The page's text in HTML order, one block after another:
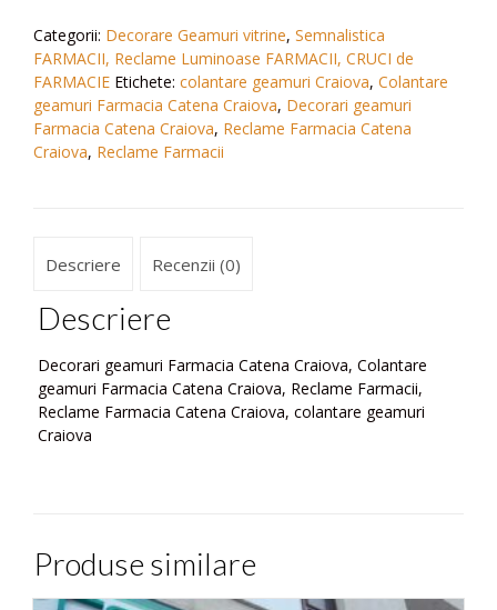
Categorii: Decorare Geamuri vitrine, Semnalistica
FARMACII, Reclame Luminoase FARMACII, CRUCI de
FARMACIE Etichete: colantare geamuri Craiova, Colantare
geamuri Farmacia Catena Craiova, Decorari geamuri
Farmacia Catena Craiova, Reclame Farmacia Catena
Craiova, Reclame Farmacii
Descriere Recenzii (0)
Descriere
Decorari geamuri Farmacia Catena Craiova, Colantare
geamuri Farmacia Catena Craiova, Reclame Farmacii,
Reclame Farmacia Catena Craiova, colantare geamuri
Craiova
Produse similare